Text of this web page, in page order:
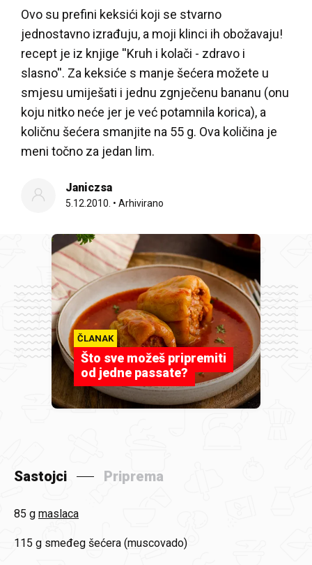
Ovo su prefini keksići koji se stvarno
jednostavno izrađuju, a moji klinci ih obožavaju!
recept je iz knjige ''Kruh i kolači - zdravo i
slasno''. Za keksiće s manje šećera možete u
smjesu umiješati i jednu zgnječenu bananu (onu
koju nitko neće jer je već potamnila korica), a
količnu šećera smanjite na 55 g. Ova količina je
meni točno za jedan lim.
Janiczsa
5.12.2010. • Arhivirano
ČLANAK
Što sve možeš pripremiti
od jedne passate?
Sastojci Priprema
85 g maslaca
115 g smeđeg šećera (muscovado)